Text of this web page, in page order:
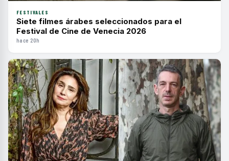
FESTIVALES
Siete filmes árabes seleccionados para el
Festival de Cine de Venecia 2026
hace 20h